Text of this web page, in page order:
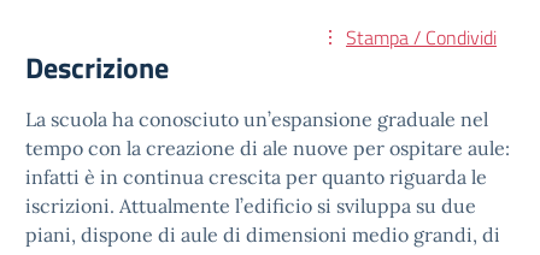
Stampa / Condividi
Descrizione
La scuola ha conosciuto un’espansione graduale nel
tempo con la creazione di ale nuove per ospitare aule:
infatti è in continua crescita per quanto riguarda le
iscrizioni. Attualmente l’edificio si sviluppa su due
piani, dispone di aule di dimensioni medio grandi, di